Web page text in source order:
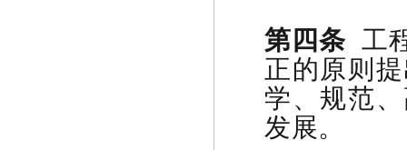
第四条 工
正的原则
学、规范
发展。